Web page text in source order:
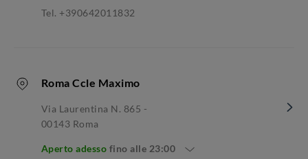
Tel. +390642011832
Roma Ccle Maximo
Via Laurentina N. 865 -
00143 Roma
Aperto adesso fino alle 23:00